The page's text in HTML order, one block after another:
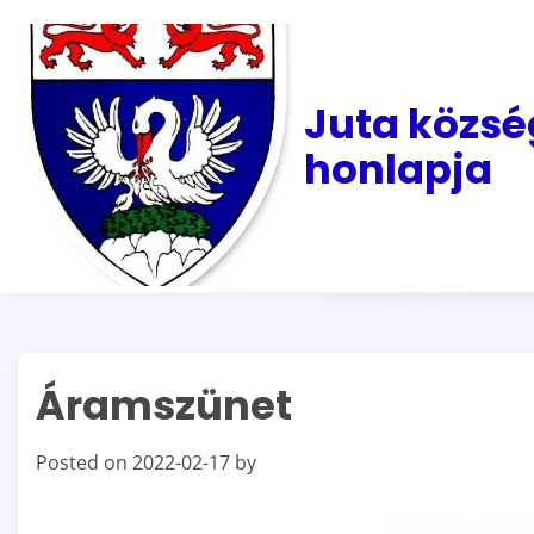
content
Juta
honlapja
Áramszünet
Posted on 2022-02-17 by